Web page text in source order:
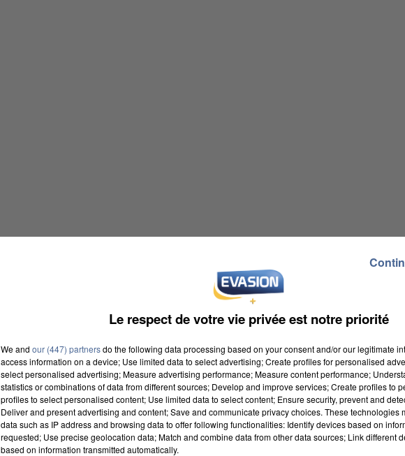
Le respect de votre vie privée est notre priorité
We and our (447) partnersdo the following data processing based on your consent and/or our legitimate
access information on a device; Use limited data to select advertising; Create profiles for personalised
select personalised advertising; Measure advertising performance; Measure content performance;
statistics or combinations of data from different sources; Develop and improve services; Create profiles to
profiles to select personalised content; Use limited data to select content; Ensure security, prevent and
Deliver and present advertising and content; Save and communicate privacy choices. These technologies
data such as IP address and browsing data to offer following functionalities: Identify devices based on
requested; Use precise geolocation data; Match and combine data from other data sources; Link different
based on information transmitted automatically.